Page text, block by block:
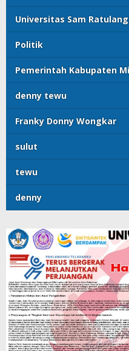
Universitas Sam
Politik
Pemerintah Kabupaten
denny tewu
Franky Donny Wongkar
sulut
tewu
denny